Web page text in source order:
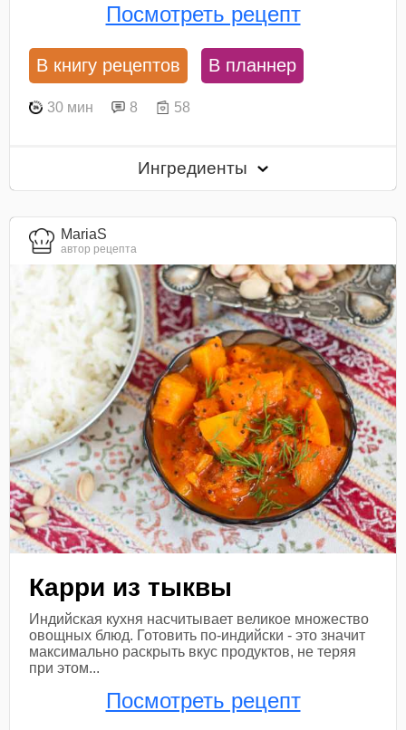
Посмотреть рецепт
В книгу рецептов В планнер
30 мин 8 58
Ингредиенты
MariaS
автор рецепта
Карри из тыквы
Индийская кухня насчитывает великое множество
овощных блюд. Готовить по-индийски - это значит
максимально раскрыть вкус продуктов, не теряя
при этом...
Посмотреть рецепт